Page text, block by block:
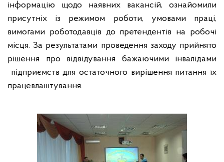
інформацію щодо наявних вакансій, ознайомили
присутніх із режимом роботи, умовами праці,
вимогами роботодавців до претендентів на робочі
місця. За результатами проведення заходу прийнято
рішення про відвідування бажаючими інвалідами
підприємств для остаточного вирішення питання їх
працевлаштування.